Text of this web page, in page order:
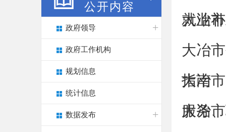
公开内容
政府领导
政府工作机构
规划信息
统计信息
数据发布
就业
大冶
大冶
指南
大冶
服务
大冶